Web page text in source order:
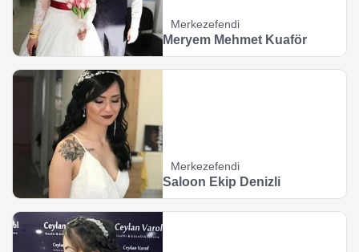
Merkezefendi
Meryem Mehmet Kuaför
Merkezefendi
Saloon Ekip Denizli